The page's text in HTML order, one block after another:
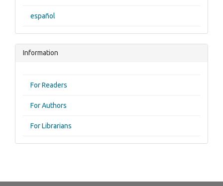
español
Information
For Readers
For Authors
For Librarians